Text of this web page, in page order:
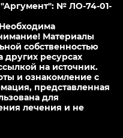
№ ЛО-74-01-
Материалы
собственностью
других ресурсах
на источник.
и ознакомление с
представленная
для
лечения и не